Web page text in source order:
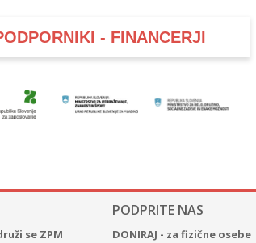
- FINANCERJI
se ZPM
PODPRITE NAS
DONIRAJ - za fizične osebe